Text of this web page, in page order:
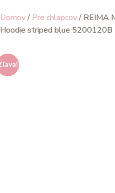
Domov/ Pre chlapcov/ REIMA
Hoodie striped blue 5200120B